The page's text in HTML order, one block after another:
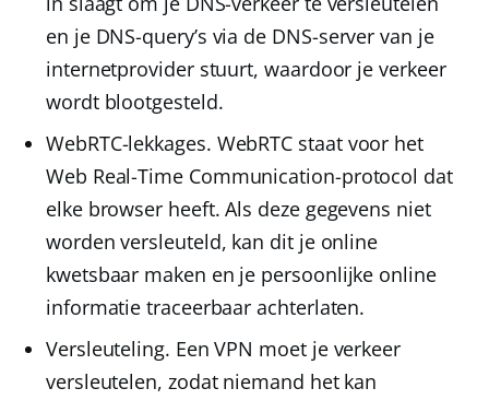
en je DNS-query’s via de DNS-server van je
internetprovider stuurt, waardoor je verkeer
wordt blootgesteld.
WebRTC-lekkages. WebRTC staat voor het
Web Real-Time Communication-protocol dat
elke browser heeft. Als deze gegevens niet
worden versleuteld, kan dit je online
kwetsbaar maken en je persoonlijke online
informatie traceerbaar achterlaten.
Versleuteling. Een VPN moet je verkeer
versleutelen, zodat niemand het kan